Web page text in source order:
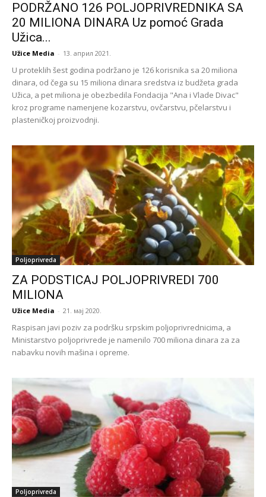
PODRŽANO 126 POLJOPRIVREDNIKA SA
20 MILIONA DINARA Uz pomoć Grada
Užica...
Užice Media - 13. април 2021.
U proteklih šest godina podržano je 126 korisnika sa 20 miliona
dinara, od čega su 15 miliona dinara sredstva iz budžeta grada
Užica, a pet miliona je obezbedila Fondacija "Ana i Vlade Divac"
kroz programe namenjene kozarstvu, ovčarstvu, pčelarstvu i
plasteničkoj proizvodnji.
Poljoprivreda
ZA PODSTICAJ POLJOPRIVREDI 700
MILIONA
Užice Media - 21. мај 2020.
Raspisan javi poziv za podršku srpskim poljoprivrednicima, a
Ministarstvo poljoprivrede je namenilo 700 miliona dinara za za
nabavku novih mašina i opreme.
Poljoprivreda